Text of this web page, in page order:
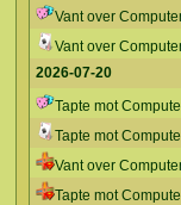
Vant over
Vant over
2026-07-20
Tapte mot
Tapte mot
Vant over
Tapte mot